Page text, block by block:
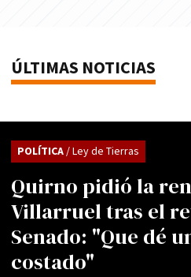
ÚLTIMAS NOTICIAS
Quirno pidió la
Villarruel tras el
Senado: "Que dé
costado"
POLÍTICA/ Ley de Tierras